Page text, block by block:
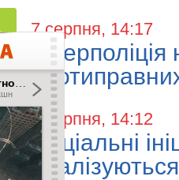
7 серпня, 14:17
7 серпня, 14:12
Соціальні